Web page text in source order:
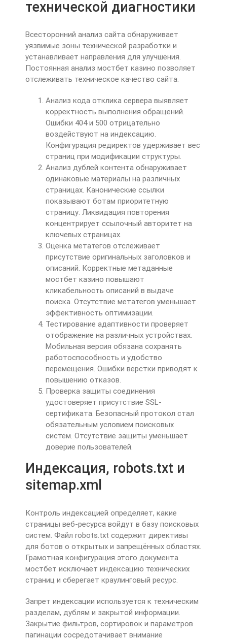
технической диагностики
Всесторонний анализ сайта обнаруживает
уязвимые зоны технической разработки и
устанавливает направления для улучшения.
Постоянная анализ мостбет казино позволяет
отслеживать техническое качество сайта.
Анализ кода отклика сервера выявляет
корректность выполнения обращений.
Ошибки 404 и 500 отрицательно
воздействуют на индексацию.
Конфигурация редиректов удерживает вес
страниц при модификации структуры.
Анализ дублей контента обнаруживает
одинаковые материалы на различных
страницах. Канонические ссылки
показывают ботам приоритетную
страницу. Ликвидация повторения
концентрирует ссылочный авторитет на
ключевых страницах.
Оценка метатегов отслеживает
присутствие оригинальных заголовков и
описаний. Корректные метаданные
мостбет казино повышают
кликабельность описаний в выдаче
поиска. Отсутствие метатегов уменьшает
эффективность оптимизации.
Тестирование адаптивности проверяет
отображение на различных устройствах.
Мобильная версия обязана сохранять
работоспособность и удобство
перемещения. Ошибки верстки приводят к
повышению отказов.
Проверка защиты соединения
удостоверяет присутствие SSL-
сертификата. Безопасный протокол стал
обязательным условием поисковых
систем. Отсутствие защиты уменьшает
доверие пользователей.
Индексация, robots.txt и
sitemap.xml
Контроль индексацией определяет, какие
страницы веб-ресурса войдут в базу поисковых
систем. Файл robots.txt содержит директивы
для ботов о открытых и запрещённых областях.
Грамотная конфигурация этого документа
мостбет исключает индексацию технических
страниц и сберегает краулинговый ресурс.
Запрет индексации используется к техническим
разделам, дублям и закрытой информации.
Закрытие фильтров, сортировок и параметров
пагинации сосредотачивает внимание